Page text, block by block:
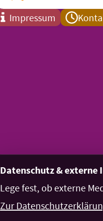
Impressum
Datenschutz & externe
Lege fest, ob externe
Zur